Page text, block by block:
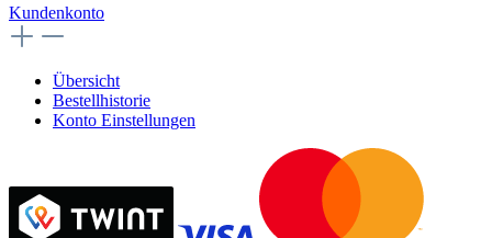
Kundenkonto
Übersicht
Bestellhistorie
Konto Einstellungen